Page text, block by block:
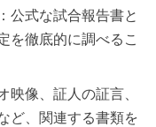
公式な試合報告書と
を徹底的に調べるこ
像、証人の証言、
ど、関連する書類を